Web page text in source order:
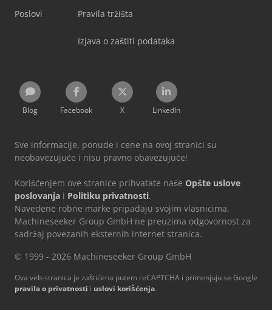
Poslovi Pravila tržišta
Izjava o zaštiti podataka
Blog Facebook X LinkedIn
Sve informacije, ponude i cene na ovoj stranici su
neobavezujuće i nisu pravno obavezujuće!
Korišćenjem ove stranice prihvatate naše Opšte uslove
poslovanja i Politiku privatnosti.
Navedene robne marke pripadaju svojim vlasnicima.
Machineseeker Group GmbH ne preuzima odgovornost za
sadržaj povezanih eksternih internet stranica.
© 1999 - 2026 Machineseeker Group GmbH
Ova veb-stranica je zaštićena putem reCAPTCHA i primenjuju se Google
pravila o privatnosti i uslovi korišćenja.